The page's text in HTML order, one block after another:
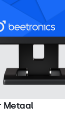
Metaal